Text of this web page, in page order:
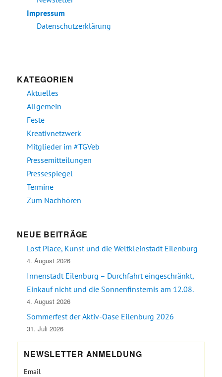
Impressum
Datenschutzerklärung
KATEGORIEN
Aktuelles
Allgemein
Feste
Kreativnetzwerk
Mitglieder im #TGVeb
Pressemitteilungen
Pressespiegel
Termine
Zum Nachhören
NEUE BEITRÄGE
Lost Place, Kunst und die Weltkleinstadt Eilenburg
4. August 2026
Innenstadt Eilenburg – Durchfahrt eingeschränkt,
Einkauf nicht und die Sonnenfinsternis am 12.08.
4. August 2026
Sommerfest der Aktiv-Oase Eilenburg 2026
31. Juli 2026
NEWSLETTER ANMELDUNG
Email